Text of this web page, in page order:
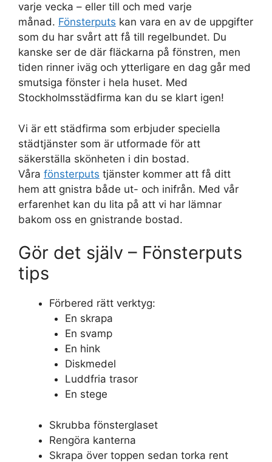
varje vecka – eller till och med varje
månad. Fönsterputs kan vara en av de uppgifter
som du har svårt att få till regelbundet. Du
kanske ser de där fläckarna på fönstren, men
tiden rinner iväg och ytterligare en dag går med
smutsiga fönster i hela huset. Med
Stockholmsstädfirma kan du se klart igen!
Vi är ett städfirma som erbjuder speciella
städtjänster som är utformade för att
säkerställa skönheten i din bostad.
Våra fönsterputs tjänster kommer att få ditt
hem att gnistra både ut- och inifrån. Med vår
erfarenhet kan du lita på att vi har lämnar
bakom oss en gnistrande bostad.
Gör det själv – Fönsterputs
tips
Förbered rätt verktyg:
En skrapa
En svamp
En hink
Diskmedel
Luddfria trasor
En stege
Skrubba fönsterglaset
Rengöra kanterna
Skrapa över toppen sedan torka rent